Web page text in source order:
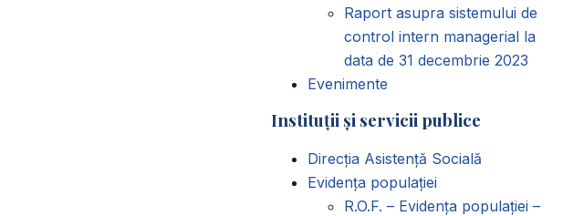
Raport asupra sistemului de
control intern managerial la
data de 31 decembrie 2023
Evenimente
Instituții și servicii publice
Direcția Asistență Socială
Evidența populației
R.O.F. – Evidența populației –